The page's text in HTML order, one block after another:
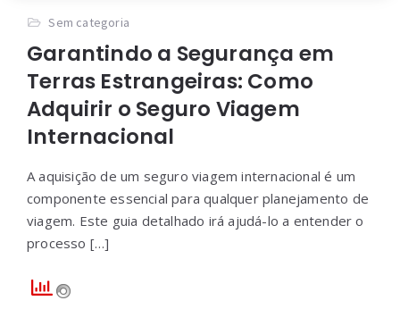
Sem categoria
Garantindo a Segurança em
Terras Estrangeiras: Como
Adquirir o Seguro Viagem
Internacional
A aquisição de um seguro viagem internacional é um
componente essencial para qualquer planejamento de
viagem. Este guia detalhado irá ajudá-lo a entender o
processo […]